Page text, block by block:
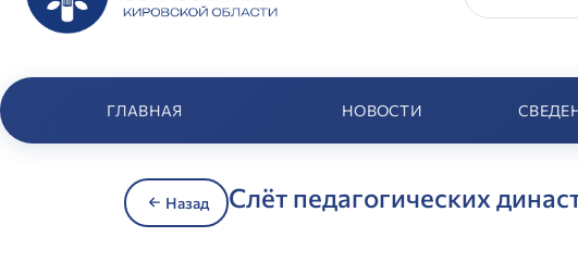
ГЛАВНАЯ НОВОСТИ
Назад Слёт педагогических